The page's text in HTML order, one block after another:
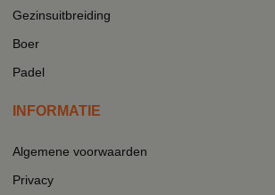
Gezinsuitbreiding
Boer
Padel
INFORMATIE
Algemene voorwaarden
Privacy